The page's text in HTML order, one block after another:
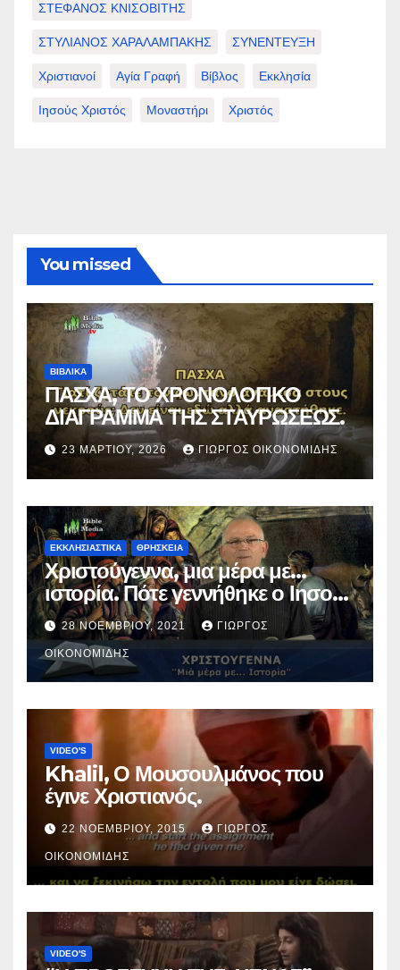
ΣΤΕΦΑΝΟΣ ΚΝΙΣΟΒΙΤΗΣ
ΣΤΥΛΙΑΝΟΣ ΧΑΡΑΛΑΜΠΑΚΗΣ ΣΥΝΕΝΤΕΥΞΗ
Χριστιανοί Αγία Γραφή Βίβλος Εκκλησία
Ιησούς Χριστός Μοναστήρι Χριστός
You missed
ΒΙΒΛΙΚΑ
ΠΑΣΧΑ, ΤΟ ΧΡΟΝΟΛΟΓΙΚΟ
ΔΙΑΓΡΑΜΜΑ ΤΗΣ ΣΤΑΥΡΩΣΕΩΣ.
23 ΜΑΡΤΊΟΥ, 2026 ΓΙΏΡΓΟΣ ΟΙΚΟΝΟΜΊΔΗΣ
ΕΚΚΛΗΣΙΑΣΤΙΚΑ ΘΡΗΣΚΕΙΑ
Χριστούγεννα, μια μέρα με…
ιστορία. Πότε γεννήθηκε ο Ιησούς
Χριστός; (Βίντεο).
28 ΝΟΕΜΒΡΊΟΥ, 2021 ΓΙΏΡΓΟΣ
ΟΙΚΟΝΟΜΊΔΗΣ
VIDEO'S
Khalil, Ο Μουσουλμάνος που
έγινε Χριστιανός.
22 ΝΟΕΜΒΡΊΟΥ, 2015 ΓΙΏΡΓΟΣ
ΟΙΚΟΝΟΜΊΔΗΣ
VIDEO'S